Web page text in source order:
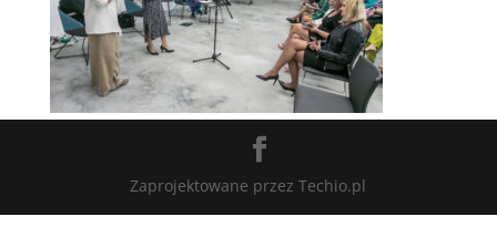
Zaprojektowane przez Techio.pl